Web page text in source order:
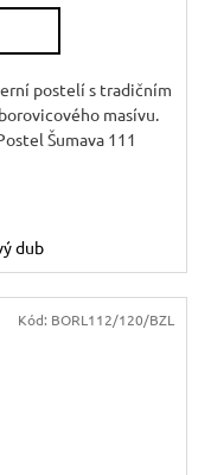
postelí s tradičním
masívu.
Šumava 111
dub
Kód: BORL112/120/BZL